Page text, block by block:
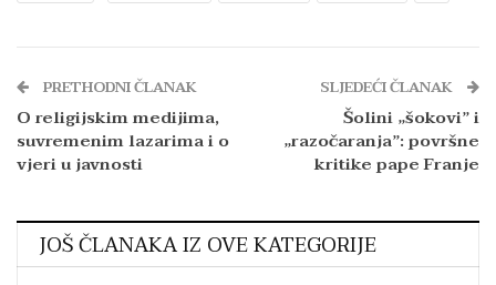
PRETHODNI ČLANAK
O religijskim medijima,
suvremenim lazarima i o
vjeri u javnosti
SLJEDEĆI ČLANAK
Šolini „šokovi” i
„razočaranja”: površne
kritike pape Franje
JOŠ ČLANAKA IZ OVE KATEGORIJE